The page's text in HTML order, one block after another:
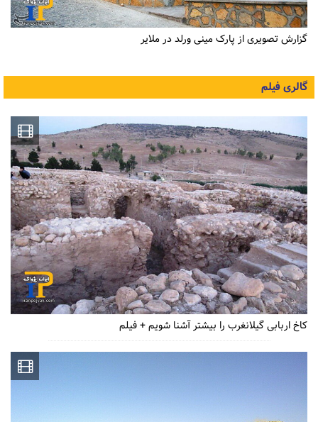
گزارش تصویری از پارک مینی ورلد در ملایر
گالری فیلم
کاخ اربابی گیلانغرب را بیشتر آشنا شویم + فیلم